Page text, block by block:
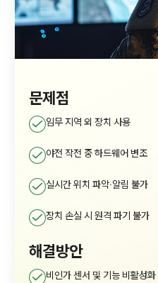
문제점
임무 지역 외 장치 사용
야전 작전 중 하드웨어 변조
실시간 위치 파악·알림 불가
장치 손실 시 원격 파기 불가
해결방안
비인가 센서 및 기능 비활성화